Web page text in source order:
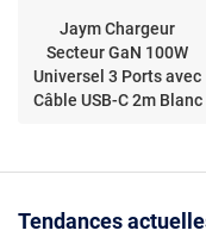
Jaym Chargeur
Secteur GaN 100W
Universel 3 Ports avec
Câble USB-C 2m Blanc
Tendances